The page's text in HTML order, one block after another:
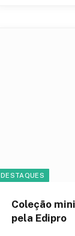
DESTAQUES
Coleção
pela Edipro